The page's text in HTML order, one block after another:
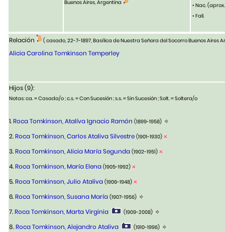
Buenos Aires, Argentina
• Nac.
• Fall.
Relación ( casado, 22-7-1897, Basílica de Nuestra Señora del Socorro Buenos Aires
Alicia Carolina Tomkinson Temperley
Hijos (9):
Notas: ca. = Casada/o ; c.s. = Con Sucesión ; s.s. = Sin Sucesión ; Solt. = Soltera/o
1.Roca Tomkinson, Atalíva Ignacio Ramón (1899-1958)
2.Roca Tomkinson, Carlos Ataliva Silvestre (1901-1930)
3.Roca Tomkinson, Alicia María Segunda (1902-1951)
4.Roca Tomkinson, María Elena (1905-1992)
5.Roca Tomkinson, Julio Ataliva (1906-1948)
6.Roca Tomkinson, Susana María (1907-1956)
7.Roca Tomkinson, Marta Virginia (1909-2008)
8.Roca Tomkinson, Alejandro Ataliva (1910-1996)